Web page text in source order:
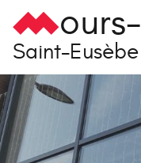
ours-
Saint-Eusèbe